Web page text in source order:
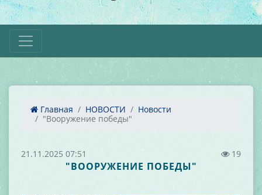
Главная НОВОСТИ
Новости
"Вооружение победы"
21.11.2025 07:51 19
"ВООРУЖЕНИЕ ПОБЕДЫ"